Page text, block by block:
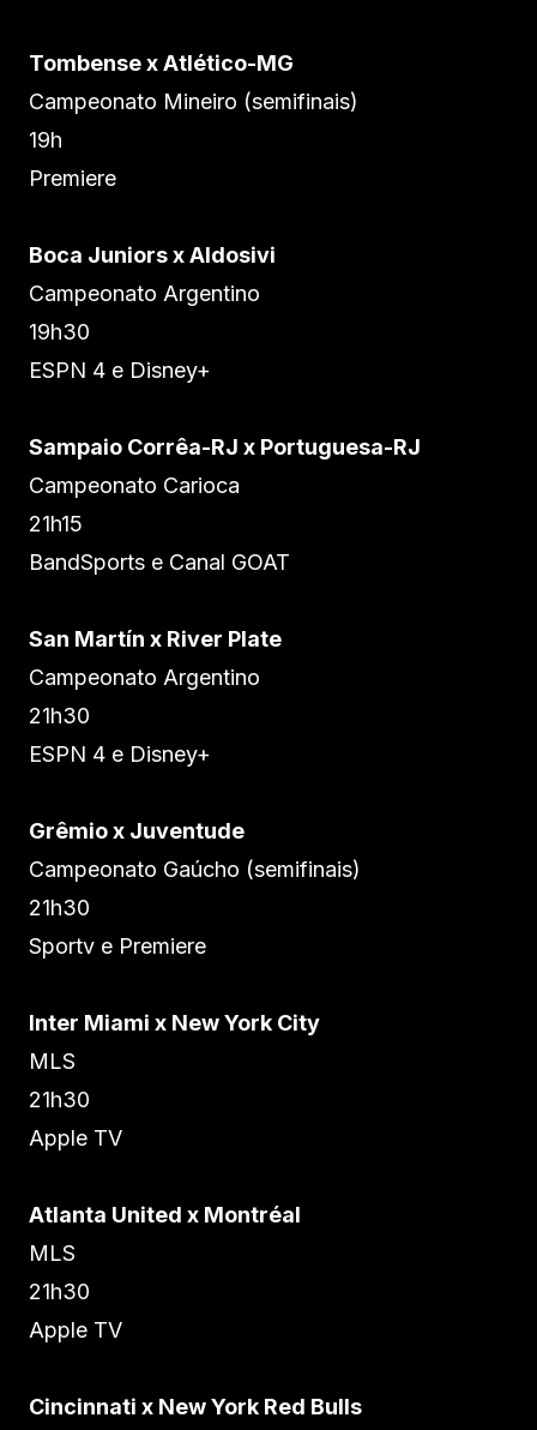
Tombense x Atlético-MG
Campeonato Mineiro (semifinais)
19h
Premiere
Boca Juniors x Aldosivi
Campeonato Argentino
19h30
ESPN 4 e Disney+
Sampaio Corrêa-RJ x Portuguesa-RJ
Campeonato Carioca
21h15
BandSports e Canal GOAT
San Martín x River Plate
Campeonato Argentino
21h30
ESPN 4 e Disney+
Grêmio x Juventude
Campeonato Gaúcho (semifinais)
21h30
Sportv e Premiere
Inter Miami x New York City
MLS
21h30
Apple TV
Atlanta United x Montréal
MLS
21h30
Apple TV
Cincinnati x New York Red Bulls